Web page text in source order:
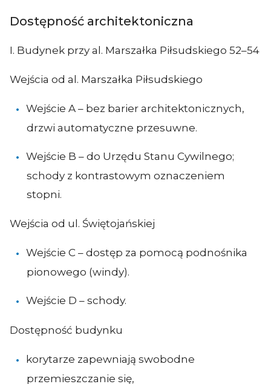
Dostępność architektoniczna
I. Budynek przy al. Marszałka Piłsudskiego 52–54
Wejścia od al. Marszałka Piłsudskiego
Wejście A – bez barier architektonicznych,
drzwi automatyczne przesuwne.
Wejście B – do Urzędu Stanu Cywilnego;
schody z kontrastowym oznaczeniem
stopni.
Wejścia od ul. Świętojańskiej
Wejście C – dostęp za pomocą podnośnika
pionowego (windy).
Wejście D – schody.
Dostępność budynku
korytarze zapewniają swobodne
przemieszczanie się,